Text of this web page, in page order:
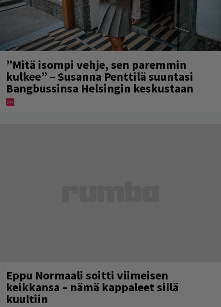
”Mitä isompi vehje, sen paremmin
kulkee” – Susanna Penttilä suuntasi
Bangbussinsa Helsingin keskustaan
Eppu Normaali soitti viimeisen
keikkansa – nämä kappaleet sillä
kuultiin